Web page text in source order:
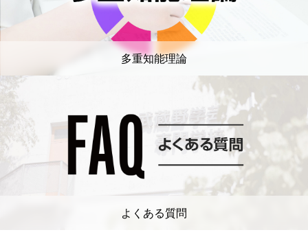
多重知能理論
よくある質問